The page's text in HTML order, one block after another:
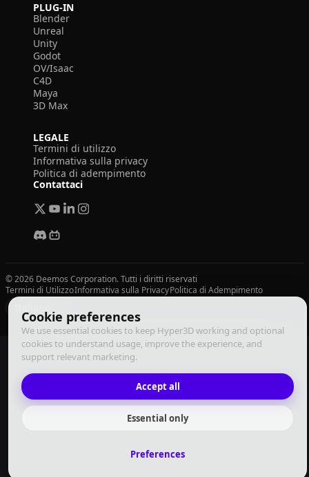
Cookie preferences
We use essential cookies to keep Hyper3D working and optional
cookies to understand usage, improve the experience, and
support relevant marketing.
Accept all
Essential only
Preferences
PLUG-IN
Blender
Unreal
Unity
Godot
OV/Isaac
C4D
Maya
3D Max
LEGALE
Termini di utilizzo
Informativa sulla privacy
Politica di adempimento
Contattaci
© 2026 Deemos Corporation. Tutti i diritti riservati
Termini di UtilizzoInformativa sulla PrivacyPolitica di Adempimento